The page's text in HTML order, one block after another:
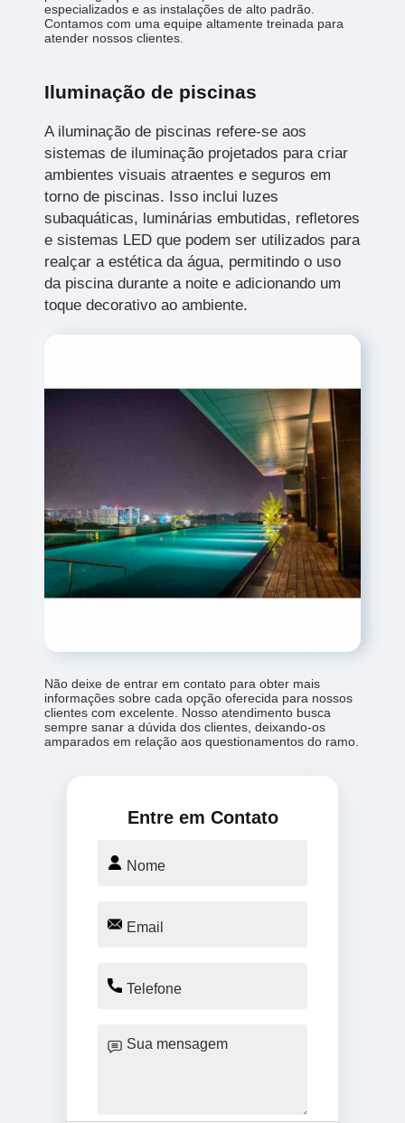
especializados e as instalações de alto padrão.
Contamos com uma equipe altamente treinada para
atender nossos clientes.
Iluminação de piscinas
A iluminação de piscinas refere-se aos
sistemas de iluminação projetados para criar
ambientes visuais atraentes e seguros em
torno de piscinas. Isso inclui luzes
subaquáticas, luminárias embutidas, refletores
e sistemas LED que podem ser utilizados para
realçar a estética da água, permitindo o uso
da piscina durante a noite e adicionando um
toque decorativo ao ambiente.
Não deixe de entrar em contato para obter mais
informações sobre cada opção oferecida para nossos
clientes com excelente. Nosso atendimento busca
sempre sanar a dúvida dos clientes, deixando-os
amparados em relação aos questionamentos do ramo.
Entre em Contato